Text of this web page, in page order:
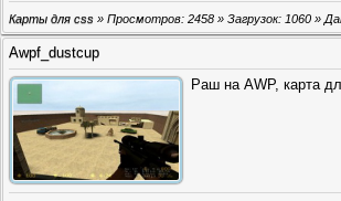
Карты для css » Просмотров: 2458 » Загрузок: 1060 »
Awpf_dustcup
Раш на AWP, карта